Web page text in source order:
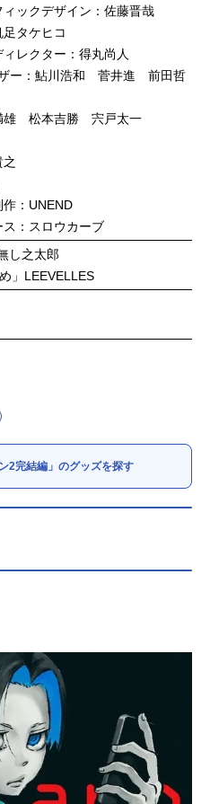
ックデザイン：佐藤晋哉
タケヒコ
レクター：得丸尚人
ー：鮎川浩和 菅井進 前田哲
雄 松本吉勝 宍戸太一
：UNEND
：スロウカーブ
し之太郎
」LEEVELLES
2完結編」のグッズを探す